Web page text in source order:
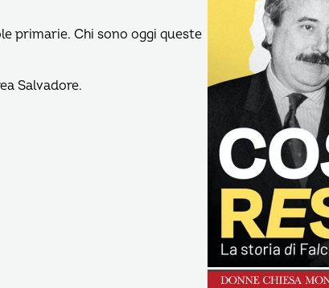
primarie. Chi sono oggi queste
Salvadore.